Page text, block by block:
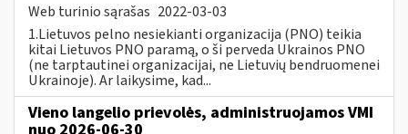
Web turinio sąrašas 2022-03-03
1.Lietuvos pelno nesiekianti organizacija (PNO) teikia
kitai Lietuvos PNO paramą, o ši perveda Ukrainos PNO
(ne tarptautinei organizacijai, ne Lietuvių bendruomenei
Ukrainoje). Ar laikysime, kad...
Vieno langelio prievolės, administruojamos VMI
nuo 2026-06-30